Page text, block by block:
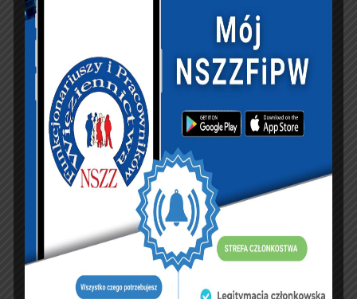
perturbacje związane z naborem w służbach
występują nierównomierne
w skali kraju i mogą mieć także przyczynę w tym,
że pensje w administracji państwowej nie są
konkurencyjne. Zaznaczył jednak, że administracja
państwowa jest stabilnym płatnikiem. Z uwagi na
uwarunkowania prawne nie ma możliwości
ustanowienia wskaźnika PKB przeznaczonego na
wzrost poziomu bezpieczeństwa państwa i jego o
granic oraz przeznaczenia dodatkowych środków,
ponieważ budżet jest uchwalony i utrzymujemy się
w realnym deficycie. Na wniosek szefów
poszczególnych służb istnieje możliwość
przesunięcia środków w ramach obecnego budżetu.
Kwestię wprowadzenia rozwiązań ustawowych o